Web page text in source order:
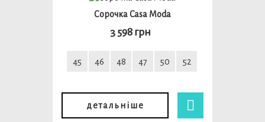
Сорочка Casa Moda
3 598 грн
45 46 48 47 50 52
детальніше